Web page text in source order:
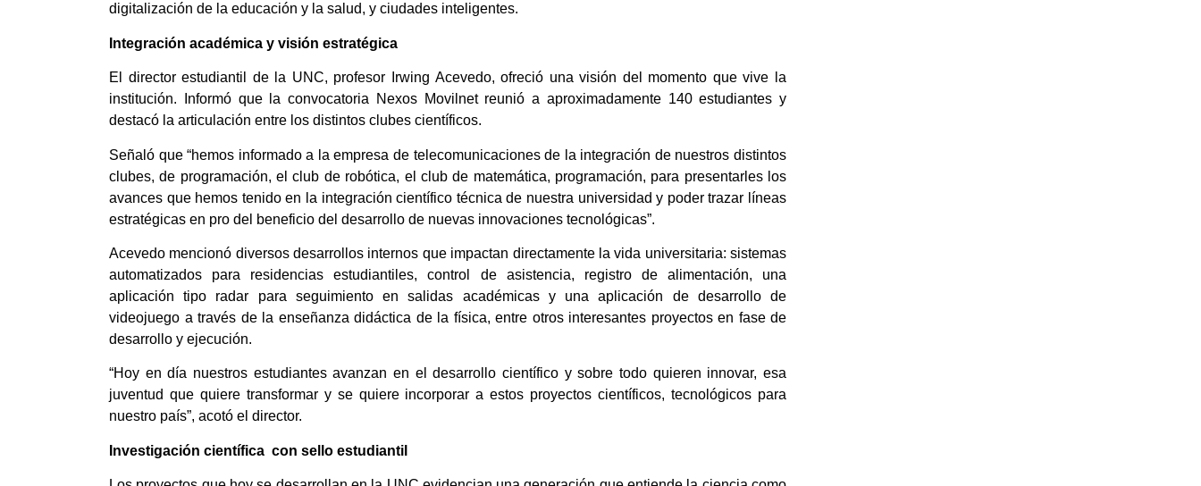
digitalización de la educación y la salud, y ciudades inteligentes.
Integración académica y visión estratégica
El director estudiantil de la UNC, profesor Irwing Acevedo, ofreció una visión del momento que vive la
institución. Informó que la convocatoria Nexos Movilnet reunió a aproximadamente 140 estudiantes y
destacó la articulación entre los distintos clubes científicos.
Señaló que “hemos informado a la empresa de telecomunicaciones de la integración de nuestros distintos
clubes, de programación, el club de robótica, el club de matemática, programación, para presentarles los
avances que hemos tenido en la integración científico técnica de nuestra universidad y poder trazar líneas
estratégicas en pro del beneficio del desarrollo de nuevas innovaciones tecnológicas”.
Acevedo mencionó diversos desarrollos internos que impactan directamente la vida universitaria: sistemas
automatizados para residencias estudiantiles, control de asistencia, registro de alimentación, una
aplicación tipo radar para seguimiento en salidas académicas y una aplicación de desarrollo de
videojuego a través de la enseñanza didáctica de la física, entre otros interesantes proyectos en fase de
desarrollo y ejecución.
“Hoy en día nuestros estudiantes avanzan en el desarrollo científico y sobre todo quieren innovar, esa
juventud que quiere transformar y se quiere incorporar a estos proyectos científicos, tecnológicos para
nuestro país”, acotó el director.
Investigación científica con sello estudiantil